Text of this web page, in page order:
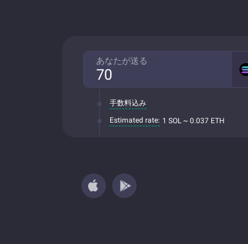
あなたが送る
手数料込み
Estimated rate: 1 SOL ~ 0.037 ETH